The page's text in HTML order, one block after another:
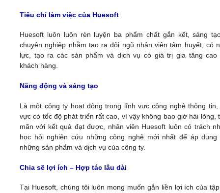
Tiêu chí làm việc của Huesoft
Huesoft luôn luôn rèn luyện ba phẩm chất gắn kết, sáng
chuyên nghiệp nhằm tạo ra đội ngũ nhân viên tâm huyết, có
lực, tạo ra các sản phẩm và dịch vụ có giá trị gia tăng cao
khách hàng.
Năng động và sáng tạo
Là một công ty hoạt động trong lĩnh vực công nghệ thông tin,
vực có tốc độ phát triển rất cao, vì vậy không bao giờ hài lòng,
mãn với kết quả đạt được, nhân viên Huesoft luôn có trách
học hỏi nghiên cứu những công nghệ mới nhất để áp dụng
những sản phẩm và dịch vụ của công ty.
Chia sẽ lợi ích – Hợp tác lâu dài
Tại Huesoft, chúng tôi luôn mong muốn gắn liền lợi ích của